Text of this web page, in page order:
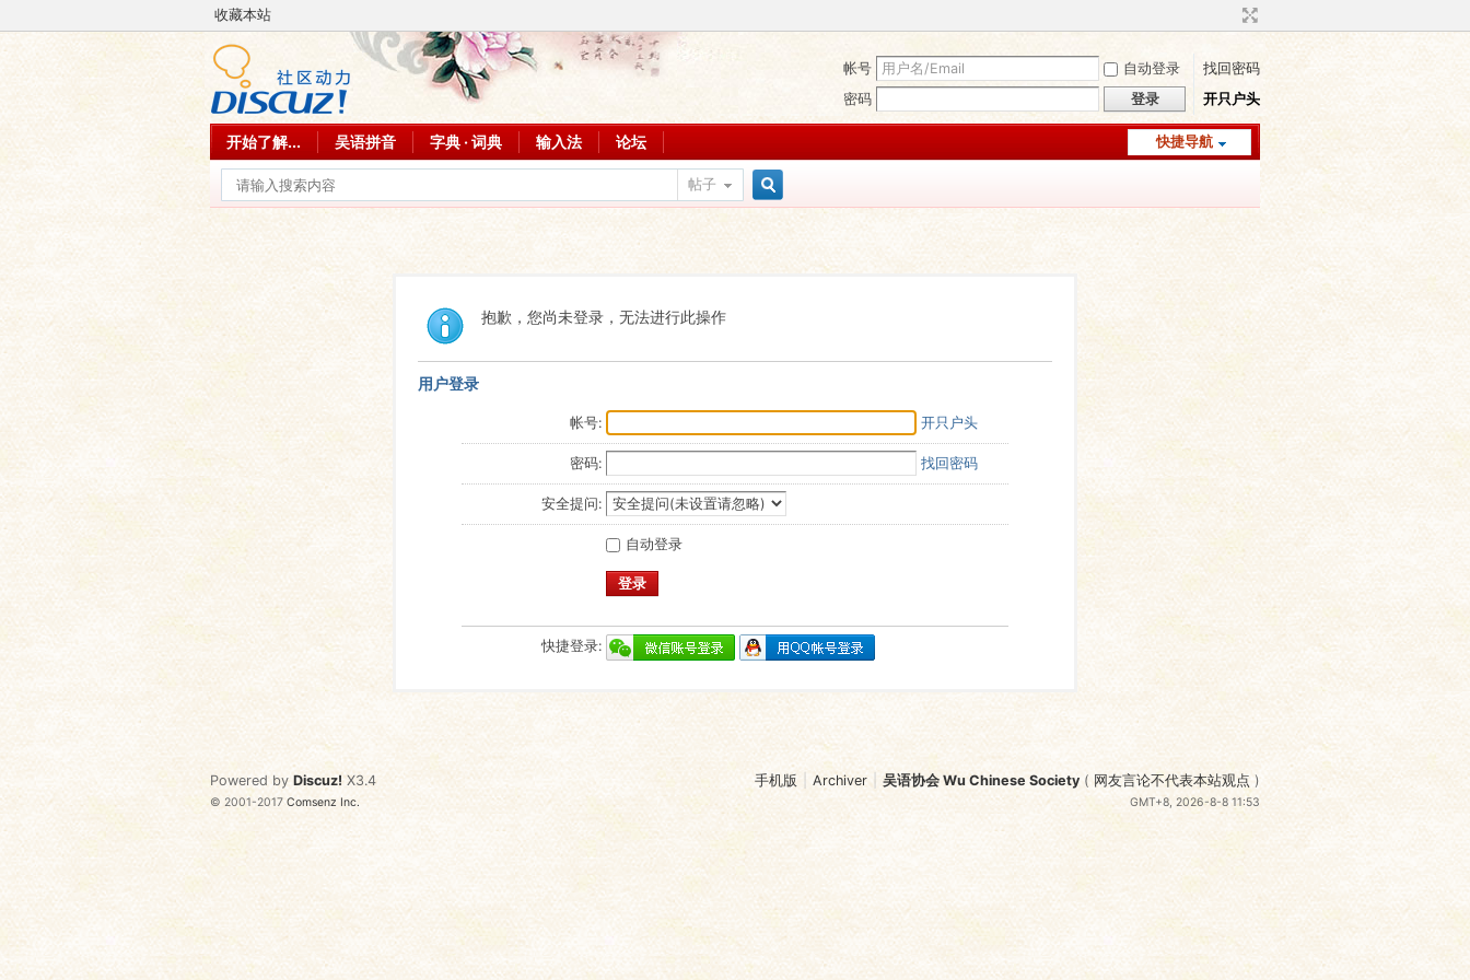
收藏本站
帐号 自动登录
找回密码
密码
登录 开只户头
快捷导航
开始了解... 吴语拼音 字典 · 词典 输入法 论坛
帖子
抱歉，您尚未登录，无法进行此操作
用户登录
帐号: 开只户头
密码: 找回密码
安全提问:
自动登录
登录
快捷登录:
手机版 Archiver 吴语协会 Wu Chinese Society ( 网友言论不代表本站观点 )
GMT+8, 2026-8-8 11:53
Powered by Discuz! X3.4
© 2001-2017Comsenz Inc.